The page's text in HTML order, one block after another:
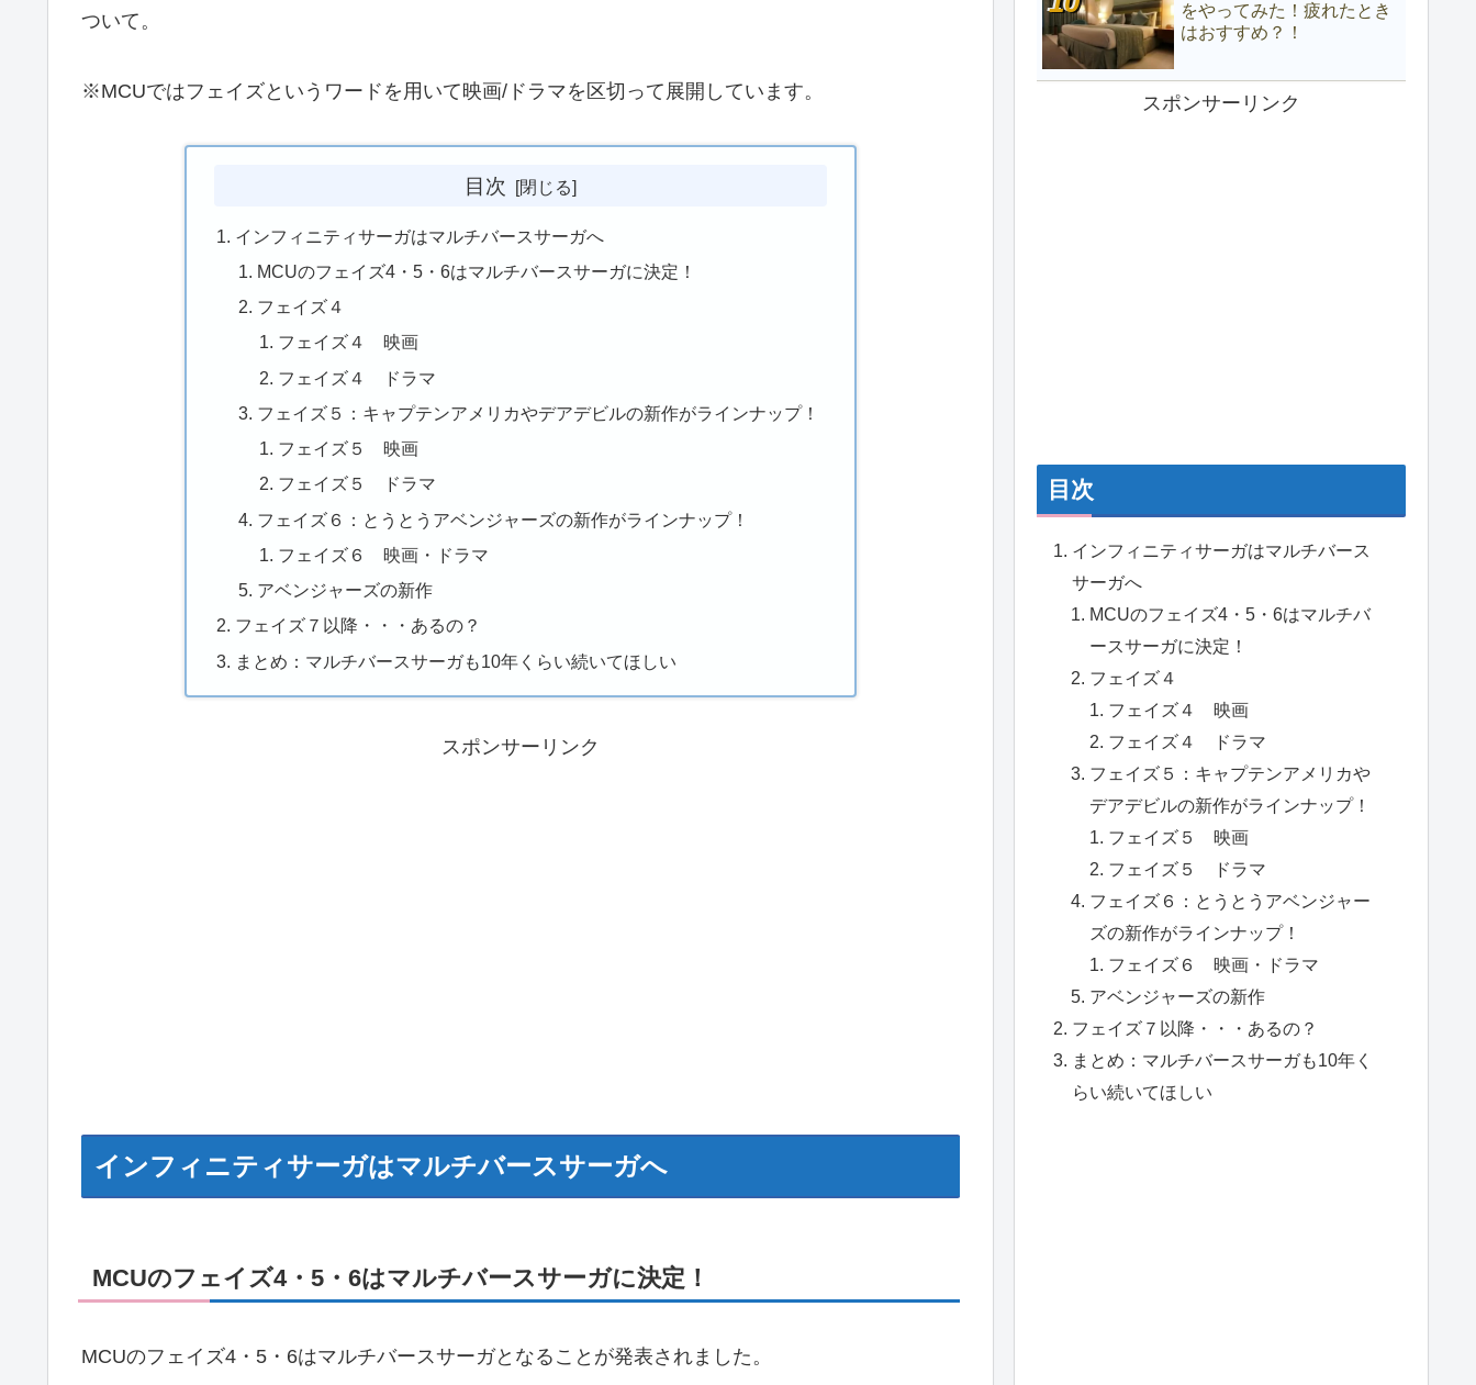
ついて。
※MCUではフェイズというワードを用いて映画/ドラマを区切って展開しています。
目次
インフィニティサーガはマルチバースサーガへ
MCUのフェイズ4・5・6はマルチバースサーガに決定！
フェイズ４
フェイズ４ 映画
フェイズ４ ドラマ
フェイズ５：キャプテンアメリカやデアデビルの新作がラインナップ！
フェイズ５ 映画
フェイズ５ ドラマ
フェイズ６：とうとうアベンジャーズの新作がラインナップ！
フェイズ６ 映画・ドラマ
アベンジャーズの新作
フェイズ７以降・・・あるの？
まとめ：マルチバースサーガも10年くらい続いてほしい
スポンサーリンク
インフィニティサーガはマルチバースサーガへ
MCUのフェイズ4・5・6はマルチバースサーガに決定！
MCUのフェイズ4・5・6はマルチバースサーガとなることが発表されました。
をやってみた！疲れたとき
はおすすめ？！
スポンサーリンク
目次
インフィニティサーガはマルチバース
サーガへ
MCUのフェイズ4・5・6はマルチバ
ースサーガに決定！
フェイズ４
フェイズ４ 映画
フェイズ４ ドラマ
フェイズ５：キャプテンアメリカや
デアデビルの新作がラインナップ！
フェイズ５ 映画
フェイズ５ ドラマ
フェイズ６：とうとうアベンジャー
ズの新作がラインナップ！
フェイズ６ 映画・ドラマ
アベンジャーズの新作
フェイズ７以降・・・あるの？
まとめ：マルチバースサーガも10年く
らい続いてほしい